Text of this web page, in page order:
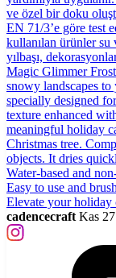
cadencecraft Kas 27